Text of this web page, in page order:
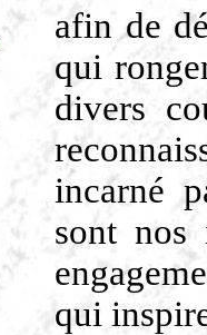
afin de
qui
divers
incarné
sont nos
qui